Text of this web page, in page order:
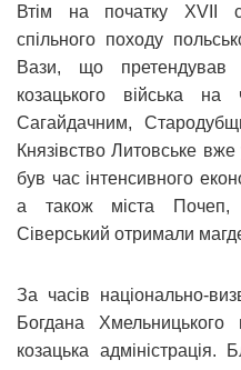
Втім на початку XVII
спільного походу
Вази, що претендував
козацького війська
Сагайдачним,
Князівство Литовське
був час інтенсивного
а також міста Почеп,
Сіверський отримали
За часів національно-
Богдана
козацька адміністрація.